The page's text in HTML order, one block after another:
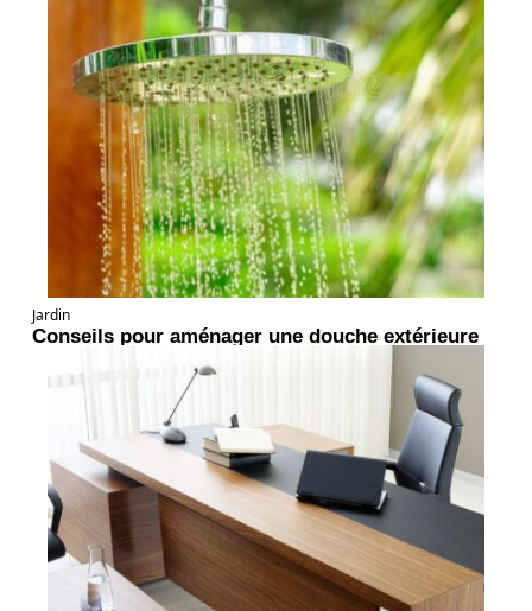
Jardin
Conseils pour aménager une douche extérieure